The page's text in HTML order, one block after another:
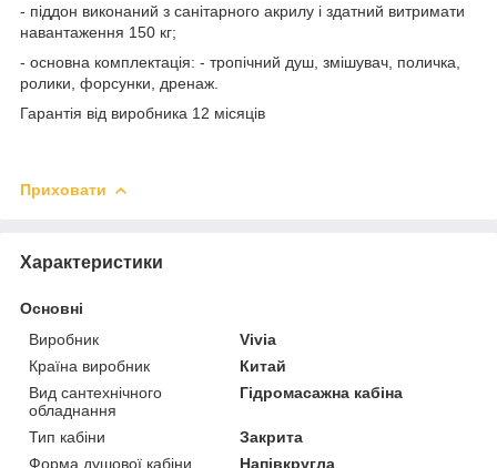
- піддон виконаний з санітарного акрилу і здатний витримати
навантаження 150 кг;
- основна комплектація: - тропічний душ, змішувач, поличка,
ролики, форсунки, дренаж.
Гарантія від виробника 12 місяців
Приховати
Характеристики
Основні
Виробник
Vivia
Країна виробник
Китай
Вид сантехнічного
обладнання
Гідромасажна кабіна
Тип кабіни
Закрита
Форма душової кабіни
Напівкругла